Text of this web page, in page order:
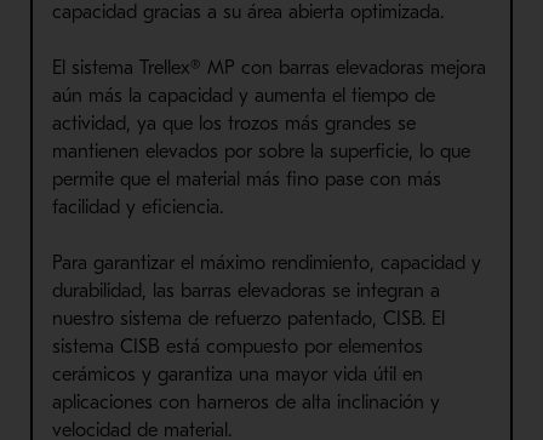
capacidad gracias a su área abierta optimizada.
El sistema Trellex® MP con barras elevadoras mejora
aún más la capacidad y aumenta el tiempo de
actividad, ya que los trozos más grandes se
mantienen elevados por sobre la superficie, lo que
permite que el material más fino pase con más
facilidad y eficiencia.
Para garantizar el máximo rendimiento, capacidad y
durabilidad, las barras elevadoras se integran a
nuestro sistema de refuerzo patentado, CISB. El
sistema CISB está compuesto por elementos
cerámicos y garantiza una mayor vida útil en
aplicaciones con harneros de alta inclinación y
velocidad de material.